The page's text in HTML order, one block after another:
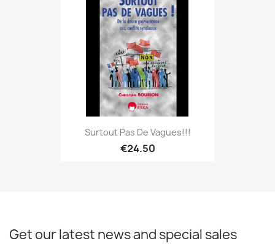
Surtout Pas De Vagues!!!
€24.50
Get our latest news and special sales